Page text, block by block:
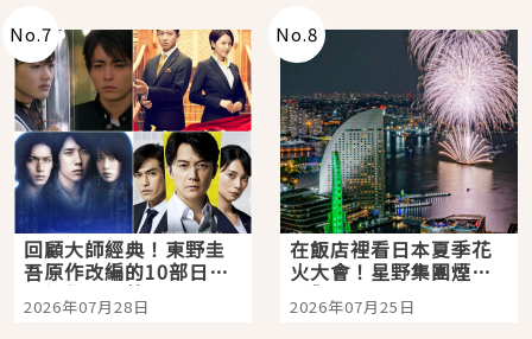
No.7
回顧大師經典！東野圭
吾原作改編的10部日本
影視作品推薦
2026年07月28日
No.8
在飯店裡看日本夏季花
火大會！星野集團煙火
景觀飯店6選，讓你不用
人擠人悠閒欣賞
2026年07月25日